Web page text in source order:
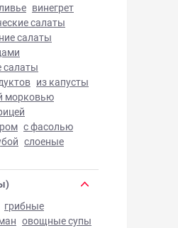
винегрет
салаты
салаты
из капусты
морковью
с фасолью
слоеные
грибные
овощные супы